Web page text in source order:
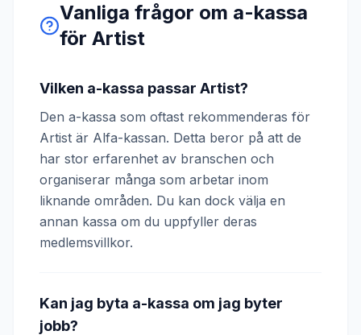
Vanliga frågor om a-kassa
för Artist
Vilken a-kassa passar Artist?
Den a-kassa som oftast rekommenderas för
Artist är Alfa-kassan. Detta beror på att de
har stor erfarenhet av branschen och
organiserar många som arbetar inom
liknande områden. Du kan dock välja en
annan kassa om du uppfyller deras
medlemsvillkor.
Kan jag byta a-kassa om jag byter
jobb?